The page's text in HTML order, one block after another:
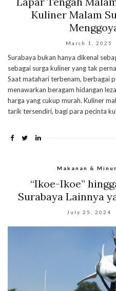
Kuliner Malam
March 1, 2025
Surabaya bukan hanya dikenal
sebagai surga kuliner yang tak
Saat matahari terbenam, berbagai
menawarkan beragam hidangan
harga yang cukup murah. Kuliner
tarik tersendiri, bagi para pecinta
Makanan &
“Ikoe-Ikoe”
Surabaya Lainnya
July 25, 2024